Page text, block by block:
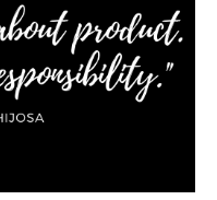
zařizování
interiéru?